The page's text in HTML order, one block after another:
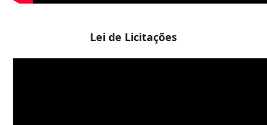
Lei de Licitações